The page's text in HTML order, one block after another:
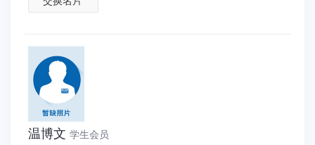
温博文 学生会员